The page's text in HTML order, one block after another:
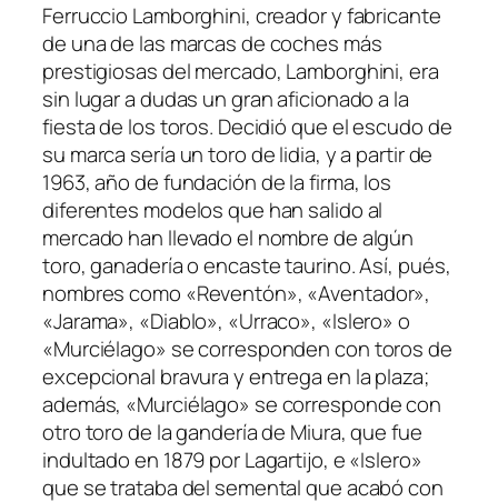
Ferruccio Lamborghini, creador y fabricante
de una de las marcas de coches más
prestigiosas del mercado, Lamborghini, era
sin lugar a dudas un gran aficionado a la
fiesta de los toros. Decidió que el escudo de
su marca sería un toro de lidia, y a partir de
1963, año de fundación de la firma, los
diferentes modelos que han salido al
mercado han llevado el nombre de algún
toro, ganadería o encaste taurino. Así, pués,
nombres como «Reventón», «Aventador»,
«Jarama», «Diablo», «Urraco», «Islero» o
«Murciélago» se corresponden con toros de
excepcional bravura y entrega en la plaza;
además, «Murciélago» se corresponde con
otro toro de la gandería de Miura, que fue
indultado en 1879 por Lagartijo, e «Islero»
que se trataba del semental que acabó con